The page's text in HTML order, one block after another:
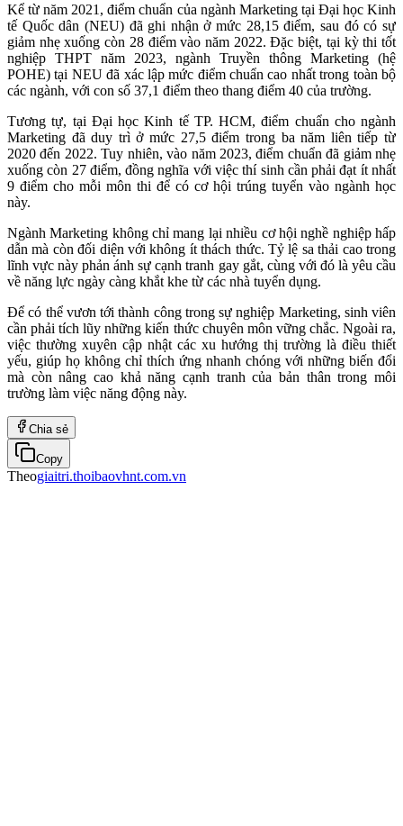
Kể từ năm 2021, điểm chuẩn của ngành Marketing tại Đại học Kinh
tế Quốc dân (NEU) đã ghi nhận ở mức 28,15 điểm, sau đó có sự
giảm nhẹ xuống còn 28 điểm vào năm 2022. Đặc biệt, tại kỳ thi tốt
nghiệp THPT năm 2023, ngành Truyền thông Marketing (hệ
POHE) tại NEU đã xác lập mức điểm chuẩn cao nhất trong toàn bộ
các ngành, với con số 37,1 điểm theo thang điểm 40 của trường.
Tương tự, tại Đại học Kinh tế TP. HCM, điểm chuẩn cho ngành
Marketing đã duy trì ở mức 27,5 điểm trong ba năm liên tiếp từ
2020 đến 2022. Tuy nhiên, vào năm 2023, điểm chuẩn đã giảm nhẹ
xuống còn 27 điểm, đồng nghĩa với việc thí sinh cần phải đạt ít nhất
9 điểm cho mỗi môn thi để có cơ hội trúng tuyển vào ngành học
này.
Ngành Marketing không chỉ mang lại nhiều cơ hội nghề nghiệp hấp
dẫn mà còn đối diện với không ít thách thức. Tỷ lệ sa thải cao trong
lĩnh vực này phản ánh sự cạnh tranh gay gắt, cùng với đó là yêu cầu
về năng lực ngày càng khắt khe từ các nhà tuyển dụng.
Để có thể vươn tới thành công trong sự nghiệp Marketing, sinh viên
cần phải tích lũy những kiến thức chuyên môn vững chắc. Ngoài ra,
việc thường xuyên cập nhật các xu hướng thị trường là điều thiết
yếu, giúp họ không chỉ thích ứng nhanh chóng với những biến đổi
mà còn nâng cao khả năng cạnh tranh của bản thân trong môi
trường làm việc năng động này.
Chia sẻ
Copy
Theogiaitri.thoibaovhnt.com.vn